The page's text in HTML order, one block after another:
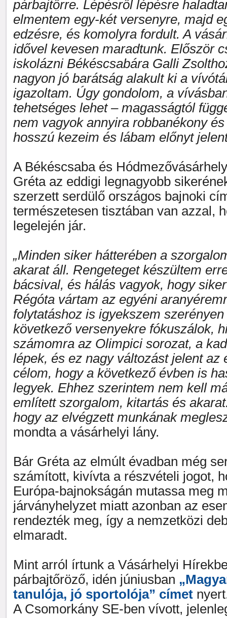
párbajtőrre. Lépésről lépésre
elmentem egy-két versenyre, majd
edzésre, és komolyra fordult. A
idővel kevesen maradtunk. Először
iskolázni Békéscsabára Galli
nagyon jó barátság alakult ki a
igazoltam. Úgy gondolom, a
tehetséges lehet – magasságtól
nem vagyok annyira robbanékony
hosszú kezeim és lábam előnyt
A Békéscsaba és
Gréta az eddigi legnagyobb
szerzett serdülő országos bajnoki
természetesen tisztában van azzal,
legelején jár.
„Minden siker hátterében a
akarat áll. Rengeteget készültem
bácsival, és hálás vagyok, hogy
Régóta vártam az egyéni
folytatáshoz is igyekszem
következő versenyekre fókuszálok,
számomra az Olimpici sorozat, a
lépek, és ez nagy változást jelent az
célom, hogy a következő évben is
legyek. Ehhez szerintem nem kell
említett szorgalom, kitartás és
hogy az elvégzett munkának
mondta a vásárhelyi lány.
Bár Gréta az elmúlt évadban még
számított, kivívta a részvételi jogot,
Európa-bajnokságán mutassa meg
járványhelyzet miatt azonban az
rendezték meg, így a nemzetközi
elmaradt.
Mint arról írtunk a Vásárhelyi
párbajtőröző, idén júniusban
tanulója, jó sportolója” címet
A Csomorkány SE-ben vívott,